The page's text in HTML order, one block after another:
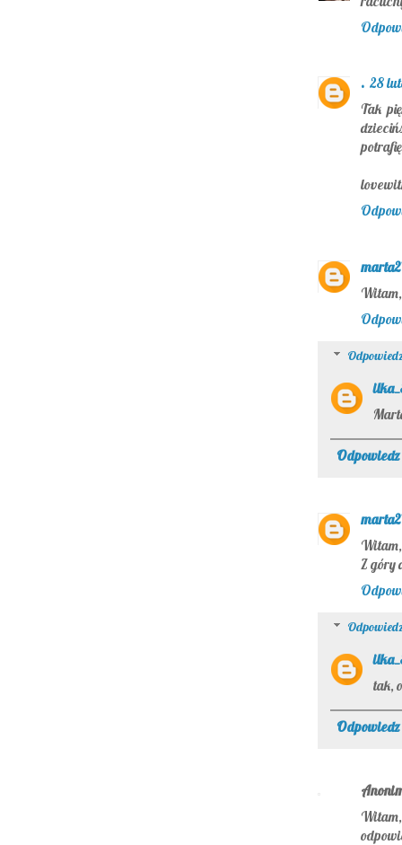
. 28
Tak
Odpowiedz
Z góry
tak,
Odpowiedz